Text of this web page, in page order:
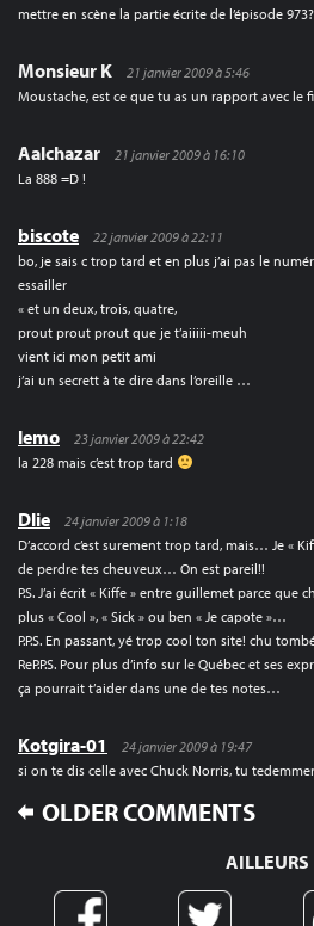
COMMENT
NAVIGATION
OLDER COMMENTS
mettre en scène la partie écrite de l’épisode 973?
Monsieur K
21 janvier 2009 à 5:46
Moustache, est ce que tu as un rapport avec le
Aalchazar
21 janvier 2009 à 16:10
La 888 =D !
biscote
22 janvier 2009 à 22:11
bo, je sais c trop tard et en plus j’ai pas le
essailler
« et un deux, trois, quatre,
prout prout prout que je t’aiiiii-meuh
vient ici mon petit ami
j’ai un secrett à te dire dans l’oreille …
lemo
23 janvier 2009 à 22:42
la 228 mais c’est trop tard
Dlie
24 janvier 2009 à 1:18
D’accord c’est surement trop tard, mais… Je «
de perdre tes cheuveux… On est pareil!!
P.S. J’ai écrit « Kiffe » entre guillemet parce que
plus « Cool », « Sick » ou ben « Je capote »…
P.P.S. En passant, yé trop cool ton site! chu
ReP.P.S. Pour plus d’info sur le Québec et ses
ça pourrait t’aider dans une de tes notes…
Kotgira-01
24 janvier 2009 à 19:47
si on te dis celle avec Chuck Norris, tu
AILLEURS